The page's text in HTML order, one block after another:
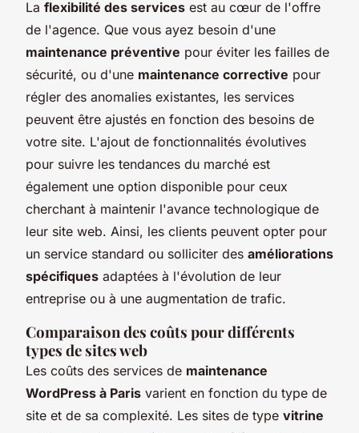
La flexibilité des services est au cœur de l'offre
de l'agence. Que vous ayez besoin d'une
maintenance préventive pour éviter les failles de
sécurité, ou d'une maintenance corrective pour
régler des anomalies existantes, les services
peuvent être ajustés en fonction des besoins de
votre site. L'ajout de fonctionnalités évolutives
pour suivre les tendances du marché est
également une option disponible pour ceux
cherchant à maintenir l'avance technologique de
leur site web. Ainsi, les clients peuvent opter pour
un service standard ou solliciter des améliorations
spécifiques adaptées à l'évolution de leur
entreprise ou à une augmentation de trafic.
Comparaison des coûts pour différents
types de sites web
Les coûts des services de maintenance
WordPress à Paris varient en fonction du type de
site et de sa complexité. Les sites de type vitrine